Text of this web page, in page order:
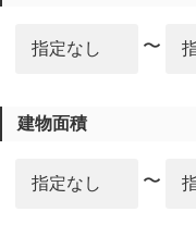
〜
建物面積
〜